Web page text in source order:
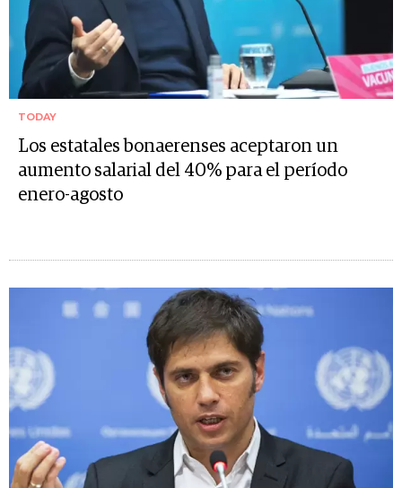
TODAY
Los estatales bonaerenses aceptaron un
aumento salarial del 40% para el período
enero-agosto